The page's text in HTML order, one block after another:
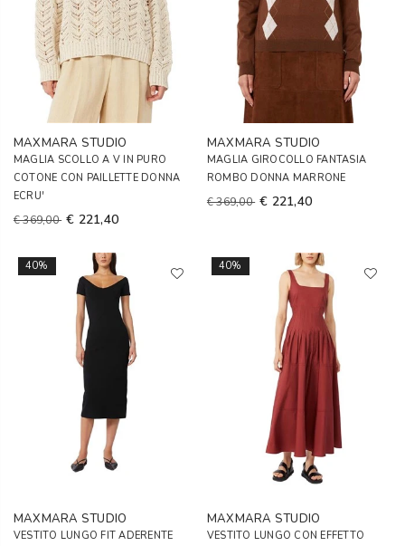
MAXMARA STUDIO
MAGLIA SCOLLO A V IN PURO
COTONE CON PAILLETTE DONNA
ECRU'
€ 369,00 € 221,40
MAXMARA STUDIO
MAGLIA GIROCOLLO FANTASIA
ROMBO DONNA MARRONE
€ 369,00 € 221,40
40%
MAXMARA STUDIO
VESTITO LUNGO FIT ADERENTE
40%
MAXMARA STUDIO
VESTITO LUNGO CON EFFETTO